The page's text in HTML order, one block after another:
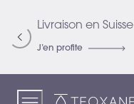
Content
Livraison en
J’en profite
Teoxane